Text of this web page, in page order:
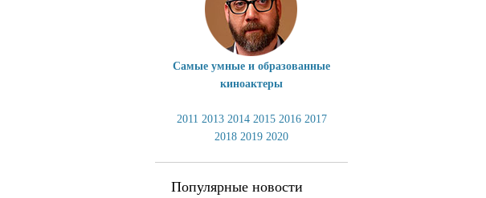
Самые умные и образованные
киноактеры
2011 2013 2014 2015 2016 2017
2018 2019 2020
Популярные новости